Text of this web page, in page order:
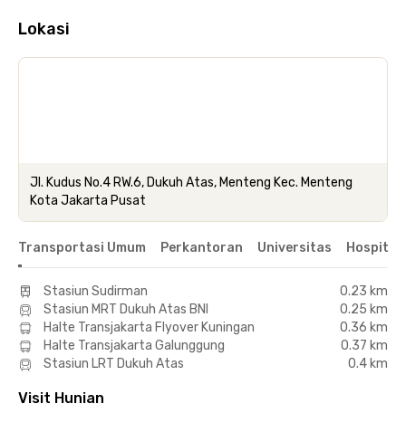
Lokasi
Jl. Kudus No.4 RW.6, Dukuh Atas, Menteng Kec. Menteng
Kota Jakarta Pusat
Transportasi Umum Perkantoran Universitas Hospital
Stasiun Sudirman
0.23 km
Stasiun MRT Dukuh Atas BNI
0.25 km
Halte Transjakarta Flyover Kuningan
0.36 km
Halte Transjakarta Galunggung
0.37 km
Stasiun LRT Dukuh Atas
0.4 km
Visit Hunian